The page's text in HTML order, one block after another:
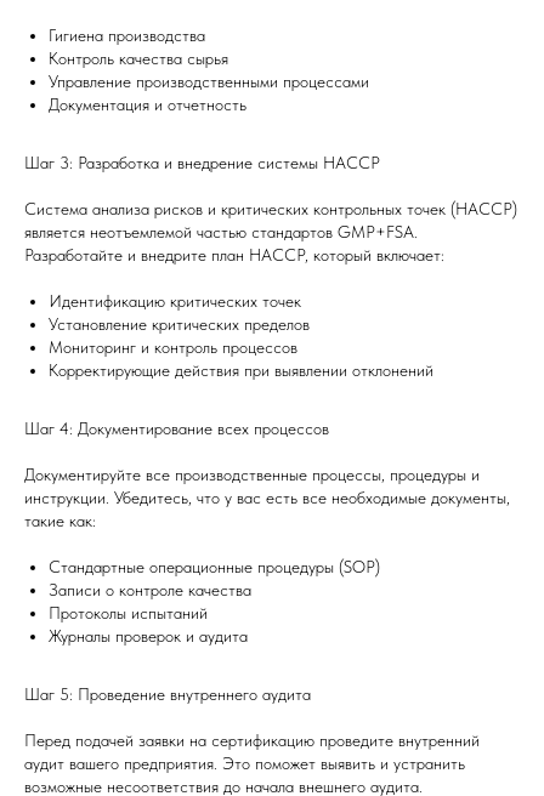
Гигиена производства
Контроль качества сырья
Управление производственными процессами
Документация и отчетность
Шаг 3: Разработка и внедрение системы HACCP
Система анализа рисков и критических контрольных точек (HACCP)
является неотъемлемой частью стандартов GMP+FSA.
Разработайте и внедрите план HACCP, который включает:
Идентификацию критических точек
Установление критических пределов
Мониторинг и контроль процессов
Корректирующие действия при выявлении отклонений
Шаг 4: Документирование всех процессов
Документируйте все производственные процессы, процедуры и
инструкции. Убедитесь, что у вас есть все необходимые документы,
такие как:
Стандартные операционные процедуры (SOP)
Записи о контроле качества
Протоколы испытаний
Журналы проверок и аудита
Шаг 5: Проведение внутреннего аудита
Перед подачей заявки на сертификацию проведите внутренний
аудит вашего предприятия. Это поможет выявить и устранить
возможные несоответствия до начала внешнего аудита.